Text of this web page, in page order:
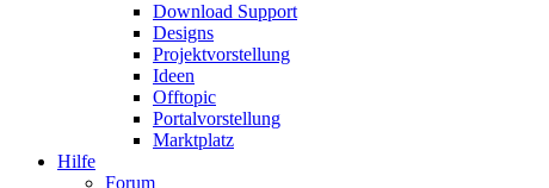
Download Support
Designs
Projektvorstellung
Ideen
Offtopic
Portalvorstellung
Marktplatz
Hilfe
Forum